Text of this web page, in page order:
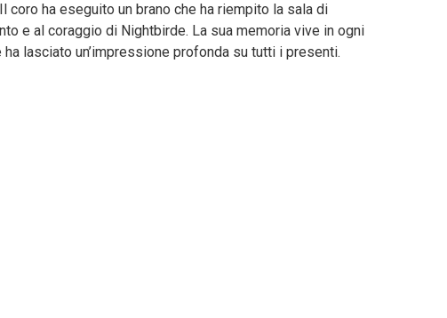
ha eseguito un brano che ha riempito la sala di
e al coraggio di Nightbirde. La sua memoria vive in ogni
lasciato un’impressione profonda su tutti i presenti.